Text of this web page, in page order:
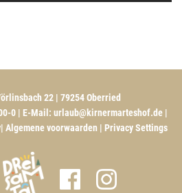
22 | 79254 Oberried
0 | E-Mail: urlaub@kirnermarteshof.de|
| Algemene voorwaarden | Privacy Settings